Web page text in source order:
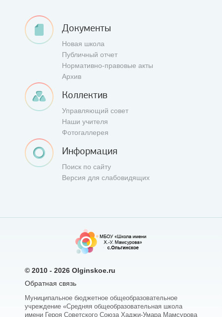
Документы
Новая школа
Публичный отчет
Нормативно-правовые акты
Архив
Коллектив
Управляющий совет
Наши учителя
Фотогаллерея
Информация
Поиск по сайту
Версия для слабовидящих
© 2010 - 2026 Olginskoe.ru
Обратная связь
Муниципальное бюджетное общеобразовательное
учреждение «Средняя общеобразовательная школа
имени Героя Советского Союза Хаджи-Умара Мамсурова